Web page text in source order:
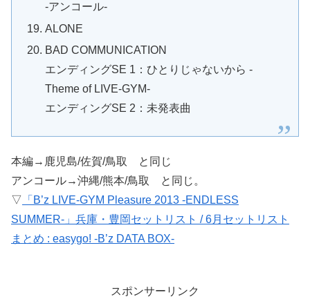
-アンコール-
ALONE
BAD COMMUNICATION
エンディングSE 1：ひとりじゃないから -
Theme of LIVE-GYM-
エンディングSE 2：未発表曲
本編→鹿児島/佐賀/鳥取 と同じ
アンコール→沖縄/熊本/鳥取 と同じ。
▽ 「B’z LIVE-GYM Pleasure 2013 -ENDLESS
SUMMER-」兵庫・豊岡セットリスト / 6月セットリスト
まとめ : easygo! -B’z DATA BOX-
スポンサーリンク